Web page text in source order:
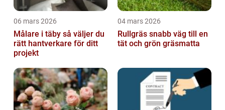
06 mars 2026
Målare i täby så väljer du
rätt hantverkare för ditt
projekt
04 mars 2026
Rullgräs snabb väg till en
tät och grön gräsmatta